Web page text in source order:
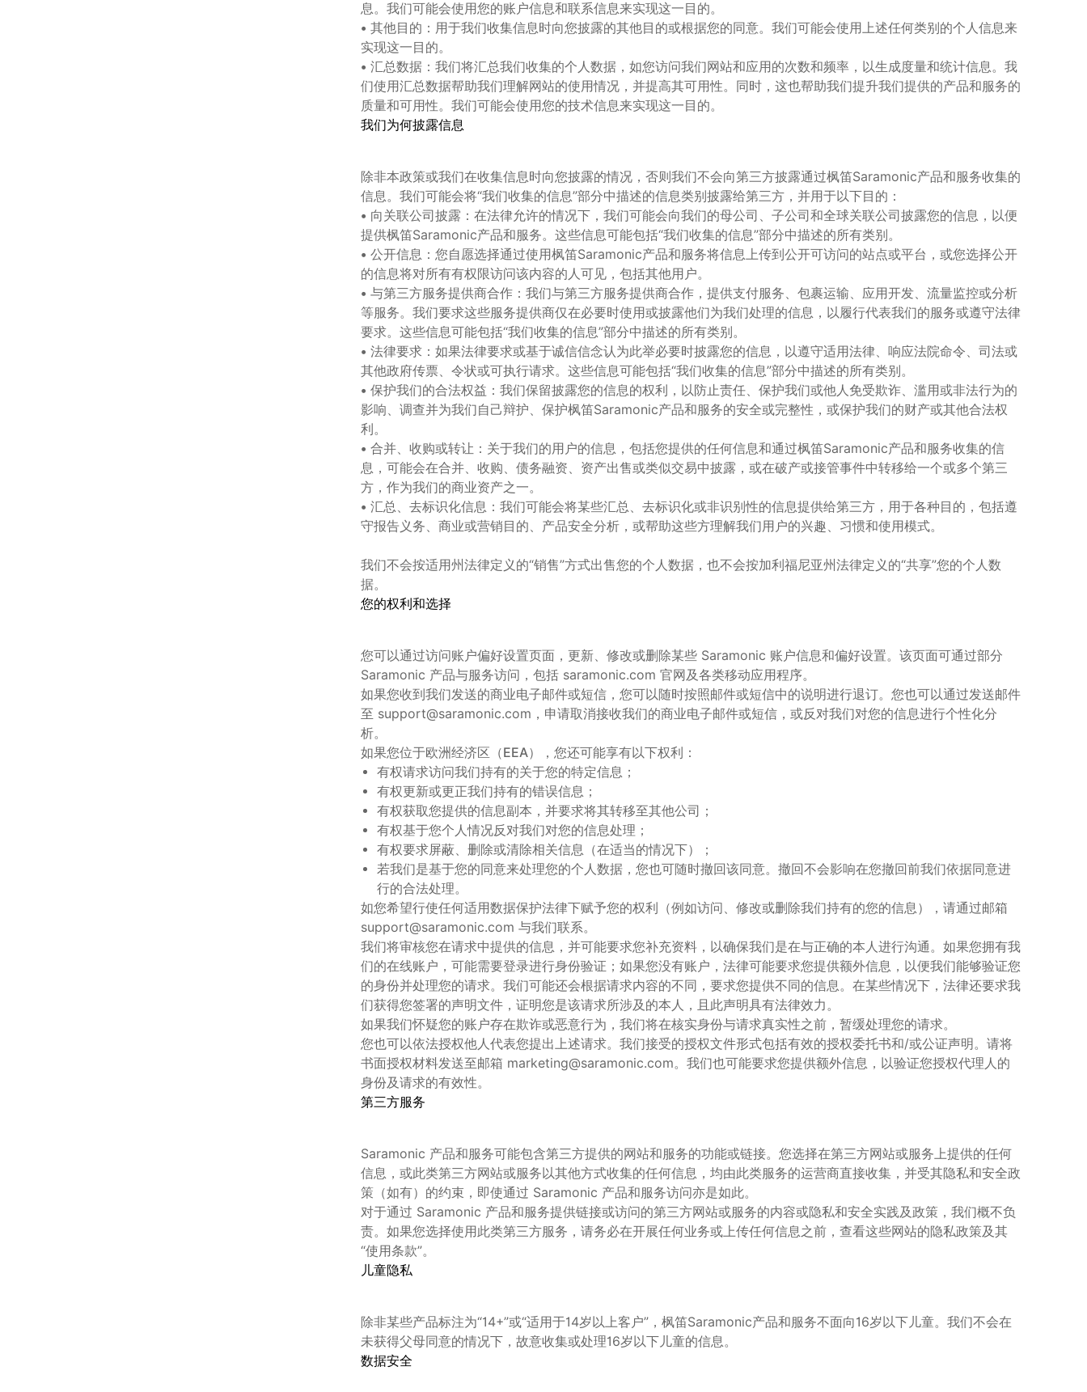
息。我们可能会使用您的账户信息和联系信息来实现这一目的。
• 其他目的：用于我们收集信息时向您披露的其他目的或根据您的同意。我们可能会使用上述任何类别的个人信息来
实现这一目的。
• 汇总数据：我们将汇总我们收集的个人数据，如您访问我们网站和应用的次数和频率，以生成度量和统计信息。我
们使用汇总数据帮助我们理解网站的使用情况，并提高其可用性。同时，这也帮助我们提升我们提供的产品和服务的
质量和可用性。我们可能会使用您的技术信息来实现这一目的。
我们为何披露信息
除非本政策或我们在收集信息时向您披露的情况，否则我们不会向第三方披露通过枫笛Saramonic产品和服务收集的
信息。我们可能会将“我们收集的信息”部分中描述的信息类别披露给第三方，并用于以下目的：
• 向关联公司披露：在法律允许的情况下，我们可能会向我们的母公司、子公司和全球关联公司披露您的信息，以便
提供枫笛Saramonic产品和服务。这些信息可能包括“我们收集的信息”部分中描述的所有类别。
• 公开信息：您自愿选择通过使用枫笛Saramonic产品和服务将信息上传到公开可访问的站点或平台，或您选择公开
的信息将对所有有权限访问该内容的人可见，包括其他用户。
• 与第三方服务提供商合作：我们与第三方服务提供商合作，提供支付服务、包裹运输、应用开发、流量监控或分析
等服务。我们要求这些服务提供商仅在必要时使用或披露他们为我们处理的信息，以履行代表我们的服务或遵守法律
要求。这些信息可能包括“我们收集的信息”部分中描述的所有类别。
• 法律要求：如果法律要求或基于诚信信念认为此举必要时披露您的信息，以遵守适用法律、响应法院命令、司法或
其他政府传票、令状或可执行请求。这些信息可能包括“我们收集的信息”部分中描述的所有类别。
• 保护我们的合法权益：我们保留披露您的信息的权利，以防止责任、保护我们或他人免受欺诈、滥用或非法行为的
影响、调查并为我们自己辩护、保护枫笛Saramonic产品和服务的安全或完整性，或保护我们的财产或其他合法权
利。
• 合并、收购或转让：关于我们的用户的信息，包括您提供的任何信息和通过枫笛Saramonic产品和服务收集的信
息，可能会在合并、收购、债务融资、资产出售或类似交易中披露，或在破产或接管事件中转移给一个或多个第三
方，作为我们的商业资产之一。
• 汇总、去标识化信息：我们可能会将某些汇总、去标识化或非识别性的信息提供给第三方，用于各种目的，包括遵
守报告义务、商业或营销目的、产品安全分析，或帮助这些方理解我们用户的兴趣、习惯和使用模式。
我们不会按适用州法律定义的“销售”方式出售您的个人数据，也不会按加利福尼亚州法律定义的“共享”您的个人数
据。
您的权利和选择
您可以通过访问账户偏好设置页面，更新、修改或删除某些 Saramonic 账户信息和偏好设置。该页面可通过部分
Saramonic 产品与服务访问，包括 saramonic.com 官网及各类移动应用程序。
如果您收到我们发送的商业电子邮件或短信，您可以随时按照邮件或短信中的说明进行退订。您也可以通过发送邮件
至 support@saramonic.com ，申请取消接收我们的商业电子邮件或短信，或反对我们对您的信息进行个性化分
析。
如果您位于欧洲经济区（EEA）
，您还可能享有以下权利：
有权请求访问我们持有的关于您的特定信息；
有权更新或更正我们持有的错误信息；
有权获取您提供的信息副本，并要求将其转移至其他公司；
有权基于您个人情况反对我们对您的信息处理；
有权要求屏蔽、删除或清除相关信息（在适当的情况下）；
若我们是基于您的同意来处理您的个人数据，您也可随时撤回该同意。撤回不会影响在您撤回前我们依据同意进
行的合法处理。
如您希望行使任何适用数据保护法律下赋予您的权利（例如访问、修改或删除我们持有的您的信息），请通过邮箱
support@saramonic.com 与我们联系。
我们将审核您在请求中提供的信息，并可能要求您补充资料，以确保我们是在与正确的本人进行沟通。如果您拥有我
们的在线账户，可能需要登录进行身份验证；如果您没有账户，法律可能要求您提供额外信息，以便我们能够验证您
的身份并处理您的请求。我们可能还会根据请求内容的不同，要求您提供不同的信息。在某些情况下，法律还要求我
们获得您签署的声明文件，证明您是该请求所涉及的本人，且此声明具有法律效力。
如果我们怀疑您的账户存在欺诈或恶意行为，我们将在核实身份与请求真实性之前，暂缓处理您的请求。
您也可以依法授权他人代表您提出上述请求。我们接受的授权文件形式包括有效的授权委托书和/或公证声明。请将
书面授权材料发送至邮箱 marketing@saramonic.com。我们也可能要求您提供额外信息，以验证您授权代理人的
身份及请求的有效性。
第三方服务
Saramonic 产品和服务可能包含第三方提供的网站和服务的功能或链接。您选择在第三方网站或服务上提供的任何
信息，或此类第三方网站或服务以其他方式收集的任何信息，均由此类服务的运营商直接收集，并受其隐私和安全政
策（如有）的约束，即使通过 Saramonic 产品和服务访问亦是如此。
对于通过 Saramonic 产品和服务提供链接或访问的第三方网站或服务的内容或隐私和安全实践及政策，我们概不负
责。如果您选择使用此类第三方服务，请务必在开展任何业务或上传任何信息之前，查看这些网站的隐私政策及其
“使用条款”。
儿童隐私
除非某些产品标注为“14+”或“适用于14岁以上客户” ， 枫笛Saramonic产品和服务不面向16岁以下儿童。我们不会在
未获得父母同意的情况下，故意收集或处理16岁以下儿童的信息。
数据安全